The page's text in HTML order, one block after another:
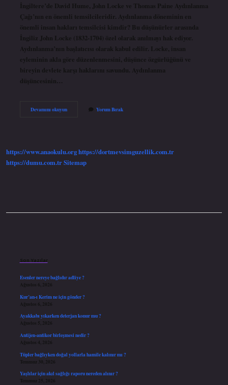
İngiltere’de David Hume, John Locke ve Thomas Paine Aydınlanma
Çağı’nın en önemli temsilcileridir. Aydınlanma döneminin en
önemli insan hakları temsilcisi kimdir? Bu düşünürler arasında
İngiliz John Locke (1832-1704) özel olarak anılmayı hak ediyor.
Aydınlanma’nın başlatıcısı olarak kabul edilir. Locke, insan
eyleminin akla göre düzenlenmesini, düşünce özgürlüğünü ve
bireyin devlete karşı haklarını savundu. Aydınlanma
düşüncesinin…
Devamını okuyunAydınlanma
Yorum Bırak
https://www.anaokulu.orghttps://dortmevsimguzellik.com.tr
https://dumu.com.trSitemap
Son Yazılar
Esenler nereye bağlıdır adliye ?
Ağustos 6, 2026
Kur’an-ı Kerim ne için gönder ?
Ağustos 6, 2026
Ayakkabı yıkarken deterjan konur mu ?
Ağustos 5, 2026
Antijen-antikor birleşmesi nedir ?
Ağustos 4, 2026
Tüpler bağlıyken doğal yollarla hamile kalınır mı ?
Temmuz 30, 2026
Yaşlılar için akıl sağlığı raporu nereden alınır ?
Temmuz 25, 2026